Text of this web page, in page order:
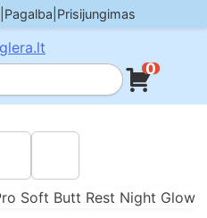
Pagalba Prisijungimas
0